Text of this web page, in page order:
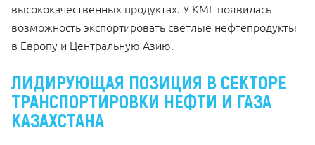
высококачественных продуктах. У КМГ появилась
возможность экспортировать светлые нефтепродукты
в Европу и Центральную Азию.
ЛИДИРУЮЩАЯ ПОЗИЦИЯ В СЕКТОРЕ
ТРАНСПОРТИРОВКИ НЕФТИ И ГАЗА
КАЗАХСТАНА